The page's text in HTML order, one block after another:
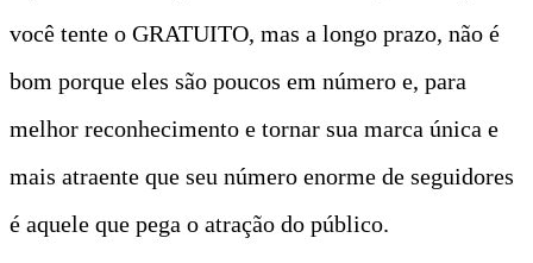
você tente o GRATUITO, mas a longo prazo, não é
bom porque eles são poucos em número e, para
melhor reconhecimento e tornar sua marca única e
mais atraente que seu número enorme de seguidores
é aquele que pega o atração do público.